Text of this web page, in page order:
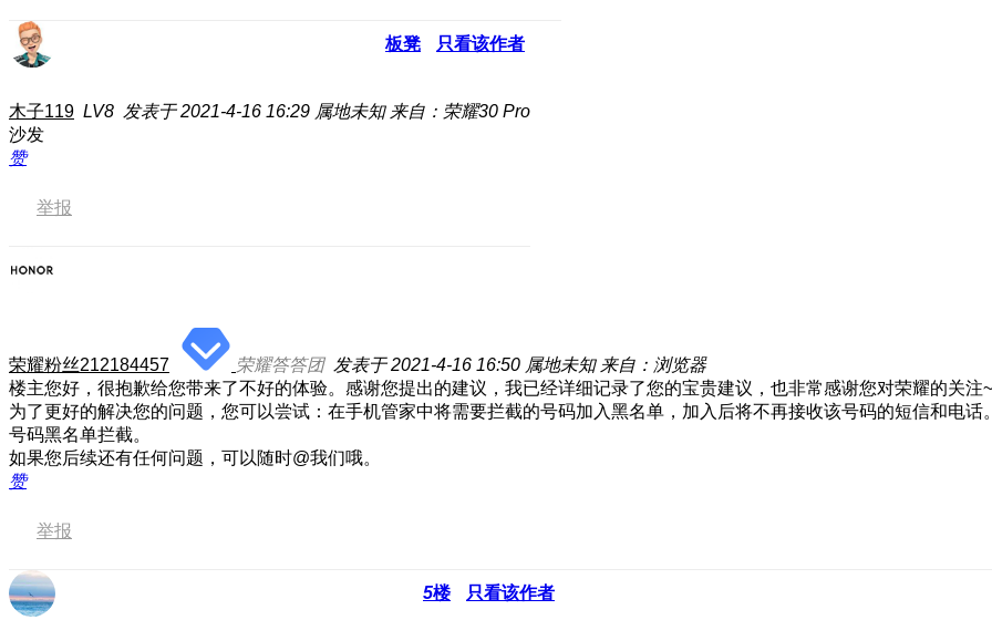
板凳 只看该作者
木子119 LV8 发表于 2021-4-16 16:29 属地未知 来自：荣耀30 Pro
沙发
赞
举报
荣耀粉丝212184457 荣耀答答团 发表于 2021-4-16 16:50 属地未知 来自：浏览器
楼主您好，很抱歉给您带来了不好的体验。感谢您提出的建议，我已经详细记录了您的宝贵建议，也非常感谢您对荣耀的关注~
为了更好的解决您的问题，您可以尝试：在手机管家中将需要拦截的号码加入黑名单，加入后将不再接收该号码的短信和电
号码黑名单拦截。
如果您后续还有任何问题，可以随时@我们哦。
赞
举报
5楼 只看该作者